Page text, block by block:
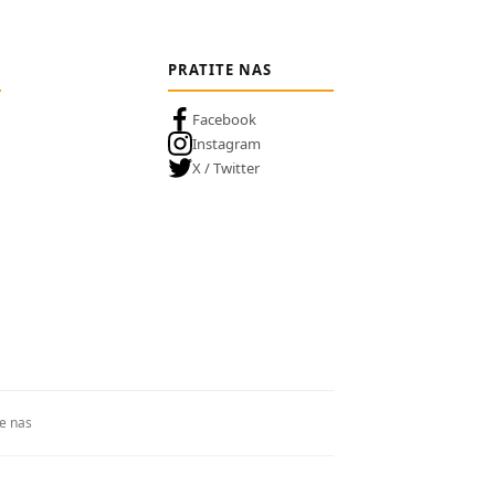
PRATITE NAS
Facebook
Instagram
X / Twitter
nas